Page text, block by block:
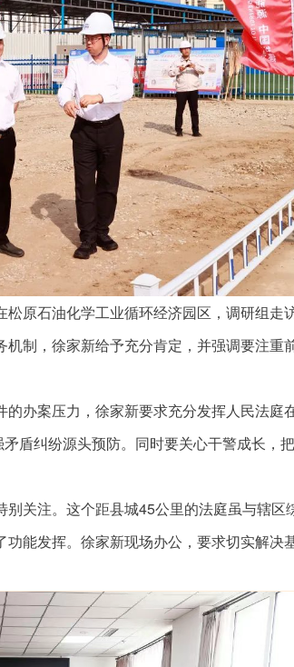
石油化学工业循环经济园区，调研组走
制，徐家新给予充分肯定，并强调要注重
案压力，徐家新要求充分发挥人民法庭
盾纠纷源头预防。同时要关心干警成长，
注。这个距县城45公里的法庭虽与辖区
能发挥。徐家新现场办公，要求切实解决